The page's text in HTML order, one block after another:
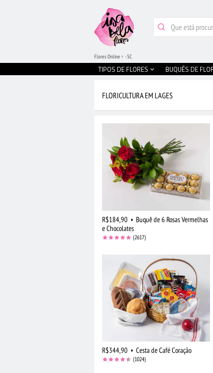
TIPOS DE FLORES BUQUÊS DE
Flores Online - SC
FLORICULTURA EM LAGES
R$184,90 • Buquê de 6 Rosas Vermelhas
e Chocolates
(2617)
R$344,90 • Cesta de Café Coração
(1024)